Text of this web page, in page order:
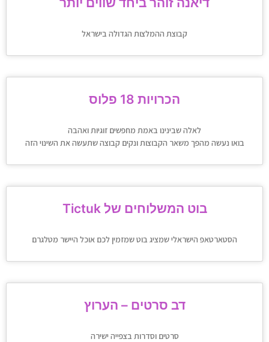
קבוצת ההמלצות הגדולה בישראל
הכרויות 18 פלוס
לאלה שבינינו באמת מחפשים זוגיות ואהבה
בואו נעשה מהפך משאר הקבוצות ונקים קבוצה שתעשה את השינוי הזה
Tictuk בוט המשלוחים של
הסטארטאפ הישראלי שמציג בוט שמזמין לכם אוכל היישר מטלגרם
דב סרטים – הערוץ
סרטים וסדרות בצפייה ישירה